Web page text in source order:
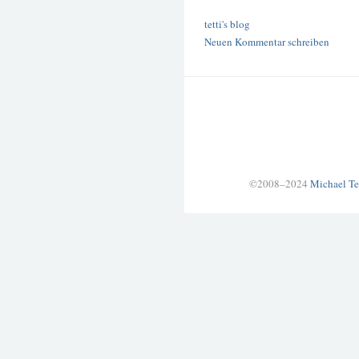
tetti's blog
Neuen Kommentar schreiben
©2008–2024 Michael